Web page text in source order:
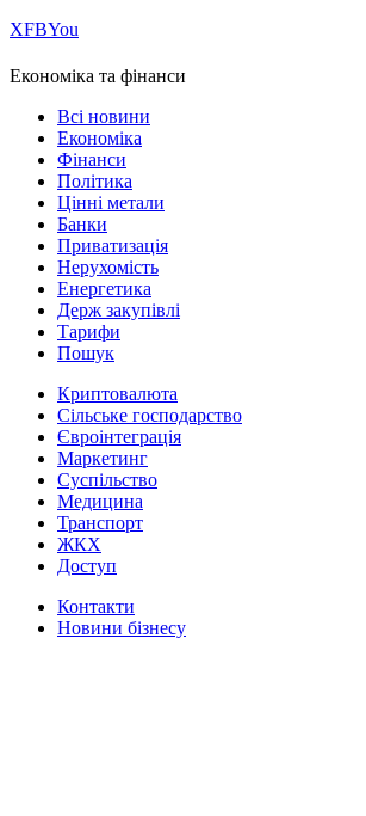
ХFBYou
Економіка та фінанси
Всі новини
Економіка
Фінанси
Політика
Цінні метали
Банки
Приватизація
Нерухомість
Енергетика
Держ закупівлі
Тарифи
Пошук
Криптовалюта
Сільське господарство
Євроінтеграція
Маркетинг
Суспільство
Медицина
Транспорт
ЖКХ
Доступ
Контакти
Новини бізнесу